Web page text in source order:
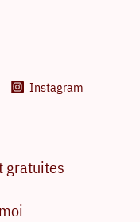
Instagram
gratuites